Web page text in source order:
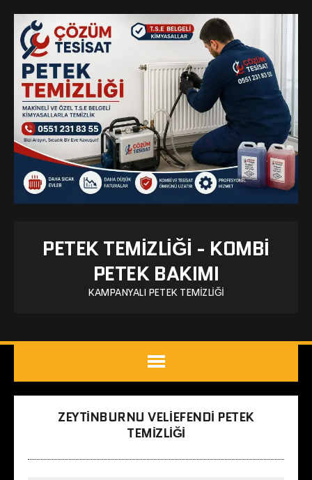
PETEK TEMIZLIĞI - KOMBI
PETEK BAKIMI
KAMPANYALI PETEK TEMIZLIĞI
ZEYTINBURNU VELIEFENDI PETEK
TEMIZLIĞI